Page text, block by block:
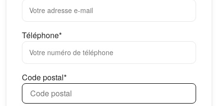
Téléphone*
Code postal*